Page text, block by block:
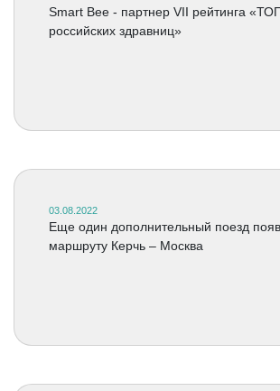
Smart Bee - партнер VII рейтинга
российских здравниц»
03.08.2022
Еще один дополнительный поезд
маршруту Керчь – Москва